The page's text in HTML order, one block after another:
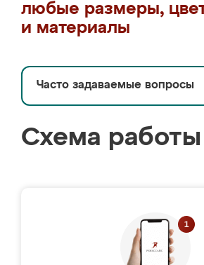
любые размеры,
и материалы
Часто задаваемые вопросы
Схема работы